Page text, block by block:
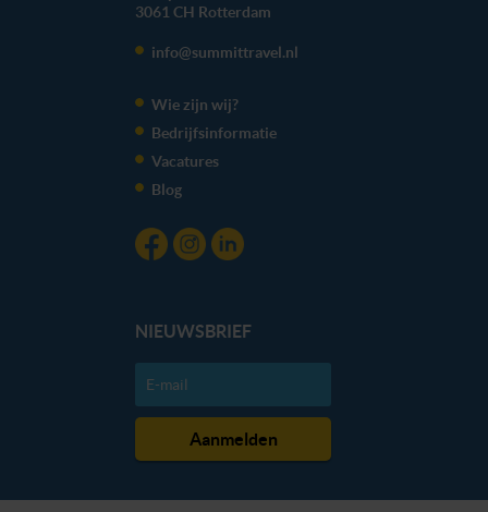
3061 CH Rotterdam
info@summittravel.nl
Wie zijn wij?
Bedrijfsinformatie
Vacatures
Blog
NIEUWSBRIEF